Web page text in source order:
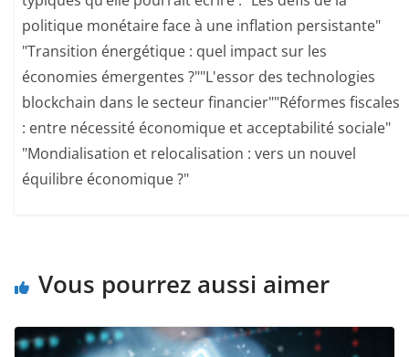
politique monétaire face à une inflation persistante"​
"Transition énergétique : quel impact sur les
économies émergentes ?"​ "L'essor des technologies
blockchain dans le secteur financier"​ "Réformes fiscales
: entre nécessité économique et acceptabilité sociale"​
"Mondialisation et relocalisation : vers un nouvel
équilibre économique ?"
Vous pourrez aussi aimer